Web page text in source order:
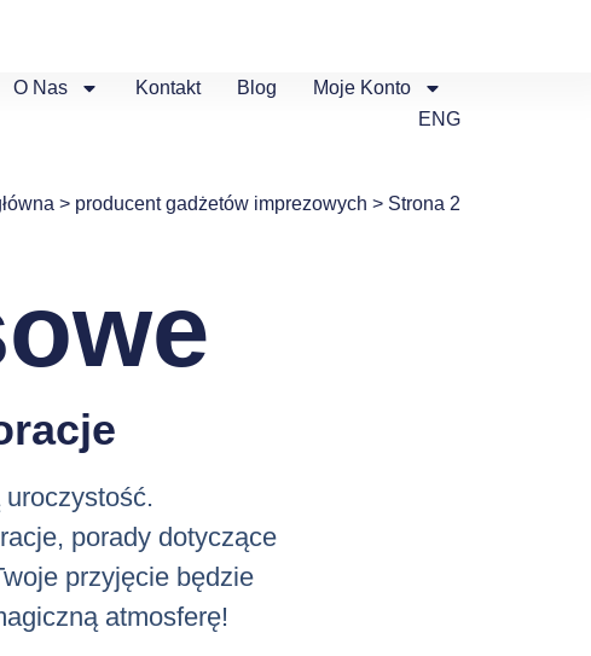
O Nas Kontakt Blog
Moje Konto
ENG
> producent gadżetów imprezowych > Strona 2
porady dotyczące
przyjęcie będzie
atmosferę!